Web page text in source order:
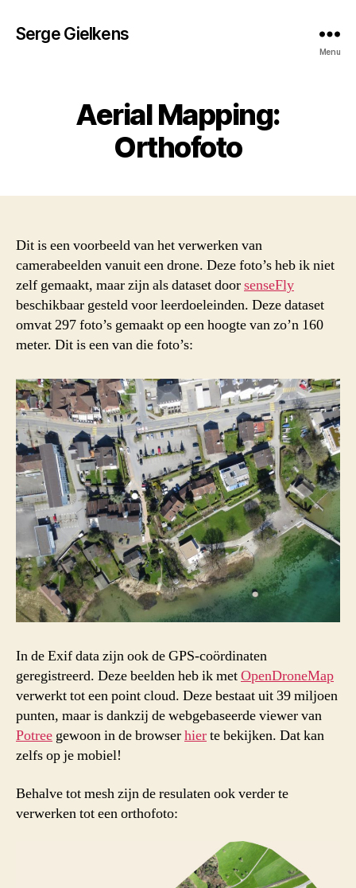
Serge Gielkens
Menu
Aerial Mapping:
Orthofoto
Dit is een voorbeeld van het verwerken van
camerabeelden vanuit een drone. Deze foto’s heb ik niet
zelf gemaakt, maar zijn als dataset doorsenseFly
beschikbaar gesteld voor leerdoeleinden. Deze dataset
omvat 297 foto’s gemaakt op een hoogte van zo’n 160
meter. Dit is een van die foto’s:
In de Exif data zijn ook de GPS-coördinaten
geregistreerd. Deze beelden heb ik metOpenDroneMap
verwerkt tot een point cloud. Deze bestaat uit 39 miljoen
punten, maar is dankzij de webgebaseerde viewer van
Potree gewoon in de browserhierte bekijken. Dat kan
zelfs op je mobiel!
Behalve tot mesh zijn de resulaten ook verder te
verwerken tot een orthofoto: